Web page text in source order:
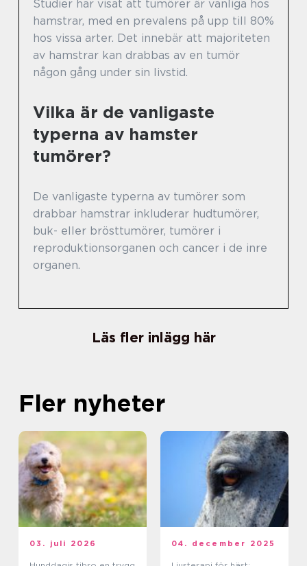
Studier har visat att tumörer är vanliga hos
hamstrar, med en prevalens på upp till 80%
hos vissa arter. Det innebär att majoriteten
av hamstrar kan drabbas av en tumör
någon gång under sin livstid.
Vilka är de vanligaste
typerna av hamster
tumörer?
De vanligaste typerna av tumörer som
drabbar hamstrar inkluderar hudtumörer,
buk- eller brösttumörer, tumörer i
reproduktionsorganen och cancer i de inre
organen.
Läs fler inlägg här
Fler nyheter
03. juli 2026 04. december 2025